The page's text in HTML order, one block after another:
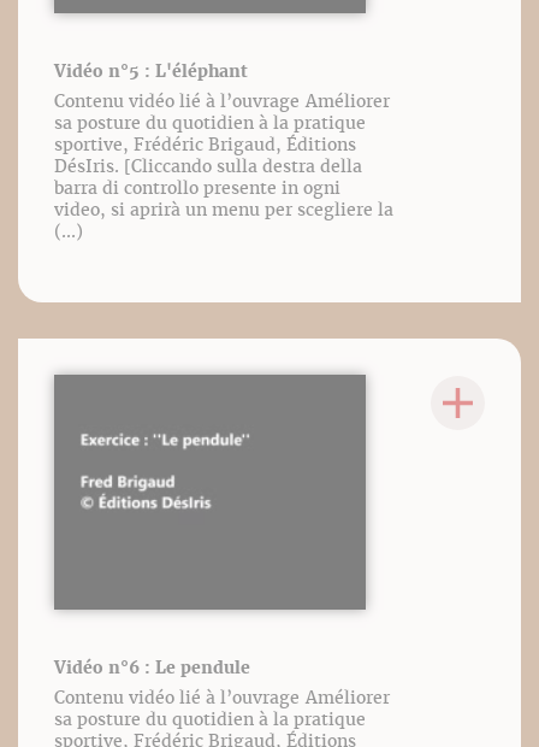
Vidéo n°5 : L'éléphant
Contenu vidéo lié à l’ouvrage Améliorer
sa posture du quotidien à la pratique
sportive, Frédéric Brigaud, Éditions
DésIris. [Cliccando sulla destra della
barra di controllo presente in ogni
video, si aprirà un menu per scegliere la
(...)
Vidéo n°6 : Le pendule
Contenu vidéo lié à l’ouvrage Améliorer
sa posture du quotidien à la pratique
sportive, Frédéric Brigaud, Éditions